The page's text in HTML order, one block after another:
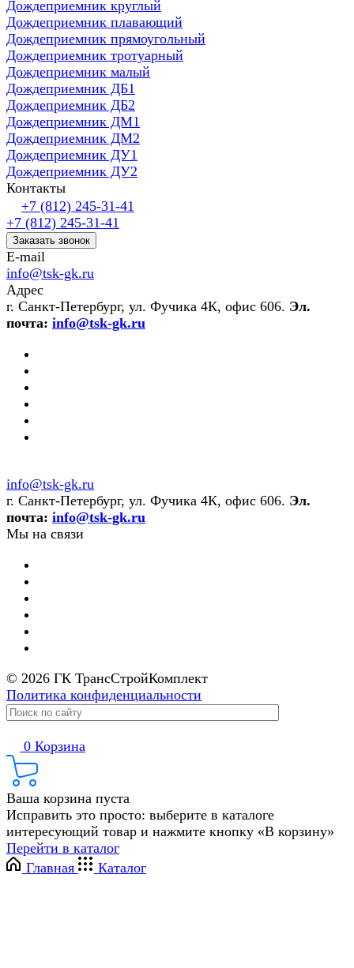
Дождеприемник круглый
Дождеприемник плавающий
Дождеприемник прямоугольный
Дождеприемник тротуарный
Дождеприемник малый
Дождеприемник ДБ1
Дождеприемник ДБ2
Дождеприемник ДМ1
Дождеприемник ДМ2
Дождеприемник ДУ1
Дождеприемник ДУ2
Контакты
+7 (812) 245-31-41
+7 (812) 245-31-41
Заказать звонок
E-mail
info@tsk-gk.ru
Адрес
г. Санкт-Петербург, ул. Фучика 4К, офис 606. Эл.
почта: info@tsk-gk.ru
info@tsk-gk.ru
г. Санкт-Петербург, ул. Фучика 4К, офис 606. Эл.
почта: info@tsk-gk.ru
Мы на связи
© 2026 ГК ТрансСтройКомплект
Политика конфиденциальности
0 Корзина
Ваша корзина пуста
Исправить это просто: выберите в каталоге
интересующий товар и нажмите кнопку «В корзину»
Перейти в каталог
Главная
Каталог